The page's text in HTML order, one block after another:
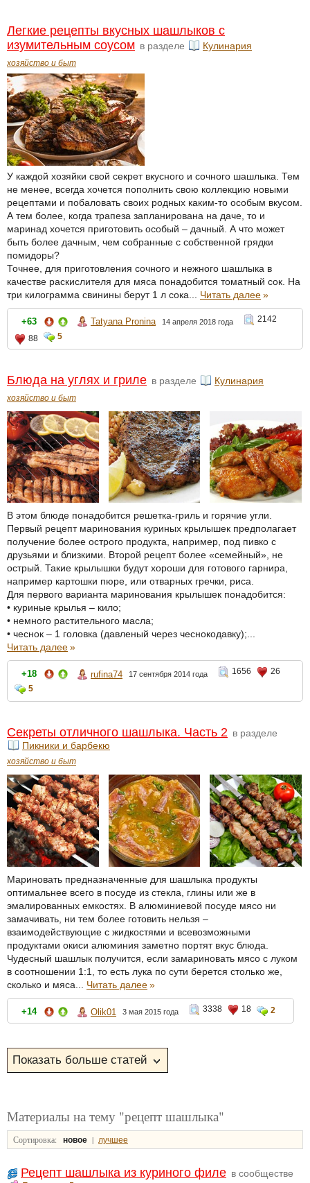
Легкие рецепты вкусных шашлыков с
изумительным соусом в разделе Кулинария
хозяйство и быт
У каждой хозяйки свой секрет вкусного и сочного шашлыка. Тем
не менее, всегда хочется пополнить свою коллекцию новыми
рецептами и побаловать своих родных каким-то особым вкусом.
А тем более, когда трапеза запланирована на даче, то и
маринад хочется приготовить особый – дачный. А что может
быть более дачным, чем собранные с собственной грядки
помидоры?
Точнее, для приготовления сочного и нежного шашлыка в
качестве раскислителя для мяса понадобится томатный сок. На
три килограмма свинины берут 1 л сока... Читать далее»
+63 Tatyana Pronina 14 апреля 2018 года
2142
88
5
Блюда на углях и гриле в разделе Кулинария
хозяйство и быт
В этом блюде понадобится решетка-гриль и горячие угли.
Первый рецепт маринования куриных крылышек предполагает
получение более острого продукта, например, под пивко с
друзьями и близкими. Второй рецепт более «семейный», не
острый. Такие крылышки будут хороши для готового гарнира,
например картошки пюре, или отварных гречки, риса.
Для первого варианта маринования крылышек понадобится:
• куриные крылья – кило;
• немного растительного масла;
• чеснок – 1 головка (давленый через чеснокодавку);...
Читать далее»
+18 rufina74 17 сентября 2014 года 1656
26
5
Секреты отличного шашлыка. Часть 2 в разделе
Пикники и барбекю
хозяйство и быт
Мариновать предназначенные для шашлыка продукты
оптимальнее всего в посуде из стекла, глины или же в
эмалированных емкостях. В алюминиевой посуде мясо ни
замачивать, ни тем более готовить нельзя –
взаимодействующие с жидкостями и всевозможными
продуктами окиси алюминия заметно портят вкус блюда.
Чудесный шашлык получится, если замариновать мясо с луком
в соотношении 1:1, то есть лука по сути берется столько же,
сколько и мяса... Читать далее»
+14 Olik01 3 мая 2015 года 3338 18 2
Материалы на тему "рецепт шашлыка"
Сортировка: новое | лучшее
Рецепт шашлыка из куриного филе в сообществе